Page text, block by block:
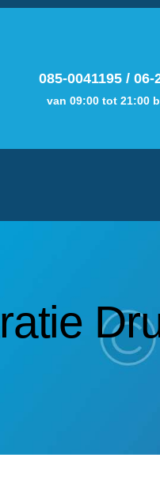
085-0041195/ 06-
van 09:00 tot 21:00